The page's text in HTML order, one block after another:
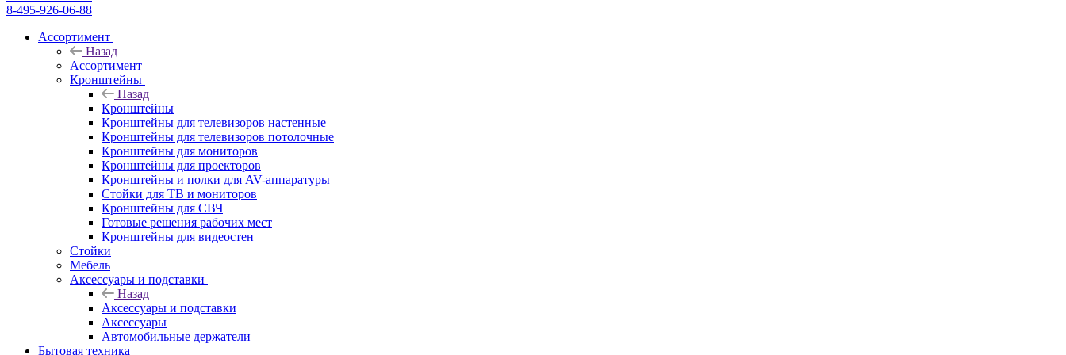
8-495-926-06-88
Ассортимент
Назад
Ассортимент
Кронштейны
Назад
Кронштейны
Кронштейны для телевизоров настенные
Кронштейны для телевизоров потолочные
Кронштейны для мониторов
Кронштейны для проекторов
Кронштейны и полки для AV-аппаратуры
Стойки для ТВ и мониторов
Кронштейны для СВЧ
Готовые решения рабочих мест
Кронштейны для видеостен
Стойки
Мебель
Аксессуары и подставки
Назад
Аксессуары и подставки
Аксессуары
Автомобильные держатели
Бытовая техника